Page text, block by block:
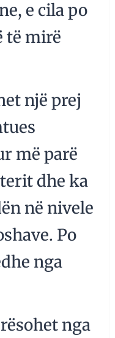
e cila po
të mirë
një prej
më parë
dhe ka
në nivele
Po
nga
nga